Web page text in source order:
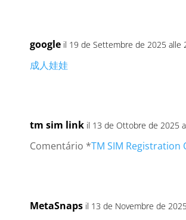
google il 19 de Settembre de 2025 alle
成人娃娃
tm sim link il 13 de Ottobre de 2025
Comentário *TM SIM Registration
MetaSnaps il 13 de Novembre de